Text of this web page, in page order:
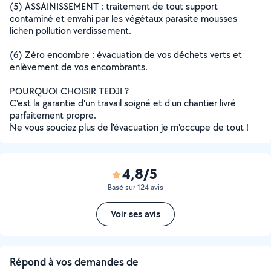
(5) ASSAINISSEMENT : traitement de tout support
contaminé et envahi par les végétaux parasite mousses
lichen pollution verdissement.
(6) Zéro encombre : évacuation de vos déchets verts et
enlèvement de vos encombrants.
POURQUOI CHOISIR TEDJI ?
C'est la garantie d'un travail soigné et d'un chantier livré
parfaitement propre.
Ne vous souciez plus de l'évacuation je m'occupe de tout !
4,8/5
Basé sur 124 avis
Voir ses avis
Répond à vos demandes de